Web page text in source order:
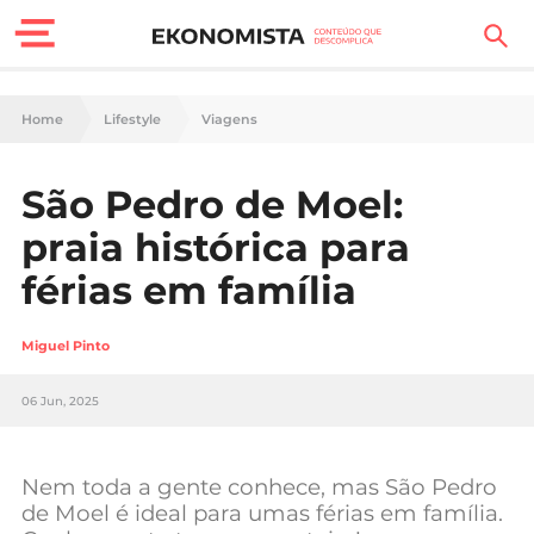
Finanças Pessoais
Carreira
Casa
Lifestyle
Sociedade
Negócios
Home Lifestyle Viagens
São Pedro de Moel:
praia histórica para
férias em família
Miguel Pinto
06 Jun, 2025
Nem toda a gente conhece, mas São Pedro
de Moel é ideal para umas férias em família.